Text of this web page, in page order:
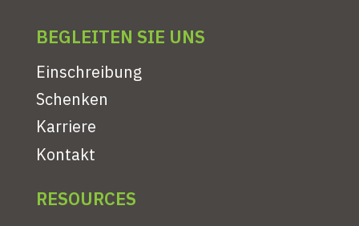
BEGLEITEN SIE UNS
Einschreibung
Schenken
Karriere
Kontakt
RESOURCES